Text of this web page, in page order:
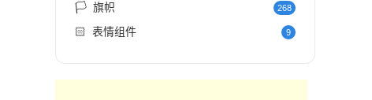
🏳️ 旗帜 268
🏻 表情组件 9